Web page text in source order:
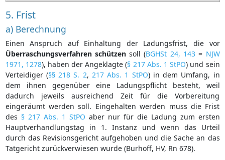
5. Frist
a) Berechnung
Einen Anspruch auf Einhaltung der Ladungsfrist, die vor
Überraschungsverfahren schützensoll (BGHSt 24, 143= NJW
1971, 1278), haben der Angeklagte (§ 217 Abs. 1 StPO) und sein
Verteidiger (§§ 218 S. 2, 217 Abs. 1 StPO) in dem Umfang, in
dem ihnen gegenüber eine Ladungspflicht besteht, weil
dadurch jeweils ausreichend Zeit für die Vorbereitung
eingeräumt werden soll. Eingehalten werden muss die Frist
des § 217 Abs. 1 StPO aber nur für die Ladung zum ersten
Hauptverhandlungstag in 1. Instanz und wenn das Urteil
durch das Revisionsgericht aufgehoben und die Sache an das
Tatgericht zurückverwiesen wurde (Burhoff, HV, Rn 678).